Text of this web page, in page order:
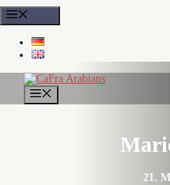
Zum
Inhalt
springen
21.